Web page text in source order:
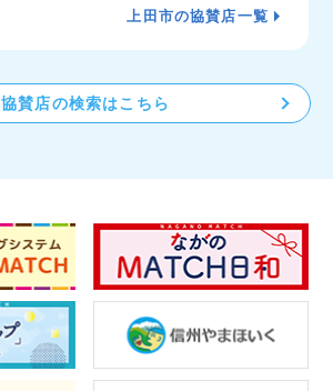
上田市の協賛店一覧
協賛店の検索はこちら